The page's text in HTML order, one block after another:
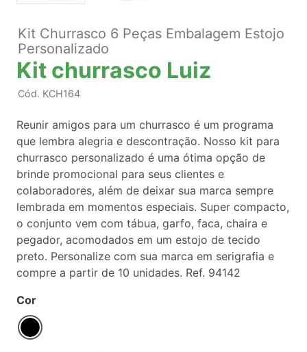
Kit Churrasco 6 Peças Embalagem Estojo
Personalizado
Kit churrasco Luiz
Cód. KCH164
Reunir amigos para um churrasco é um programa
que lembra alegria e descontração. Nosso kit para
churrasco personalizado é uma ótima opção de
brinde promocional para seus clientes e
colaboradores, além de deixar sua marca sempre
lembrada em momentos especiais. Super compacto,
o conjunto vem com tábua, garfo, faca, chaira e
pegador, acomodados em um estojo de tecido
preto. Personalize com sua marca em serigrafia e
compre a partir de 10 unidades. Ref. 94142
Cor